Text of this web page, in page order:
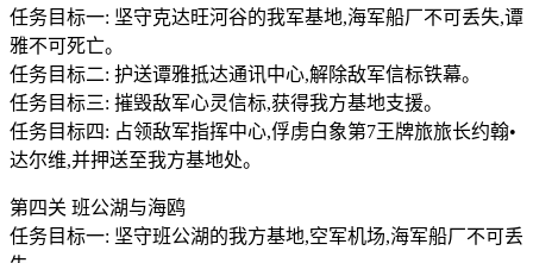
任务目标一: 坚守克达旺河谷的我军基地,海军船厂不可丢失,谭
雅不可死亡。
任务目标二: 护送谭雅抵达通讯中心,解除敌军信标铁幕。
任务目标三: 摧毁敌军心灵信标,获得我方基地支援。
任务目标四: 占领敌军指挥中心,俘虏白象第7王牌旅旅长约翰•
达尔维,并押送至我方基地处。
第四关 班公湖与海鸥
任务目标一: 坚守班公湖的我方基地,空军机场,海军船厂不可丢